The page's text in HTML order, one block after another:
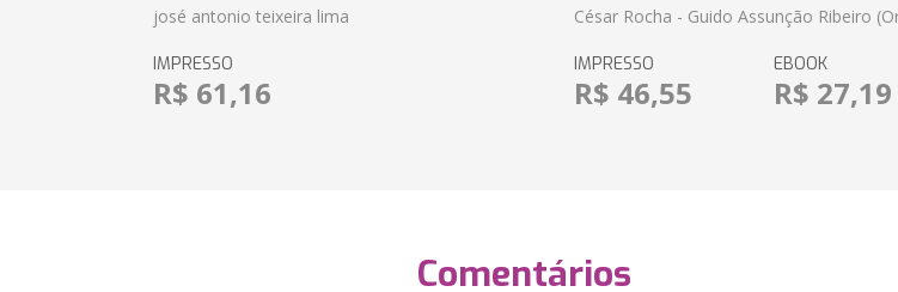
josé antonio teixeira lima
IMPRESSO
R$ 61,16
César Rocha - Guido Assunção Ribeiro
IMPRESSO
R$ 46,55
EBOOK
R$ 27,19
Comentários